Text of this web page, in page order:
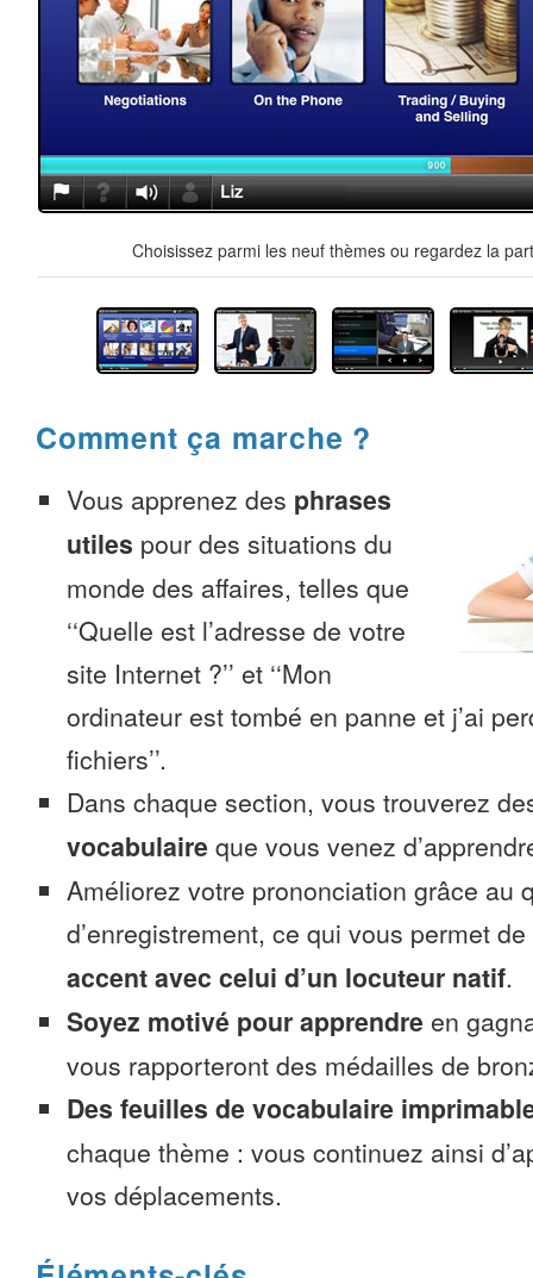
Choisissez parmi les neuf thèmes ou regardez la
Comment ça marche ?
Vous apprenez des phrases
utiles pour des situations du
monde des affaires, telles que
‘‘Quelle est l’adresse de votre
site Internet ?’’ et ‘‘Mon
ordinateur est tombé en panne et j’ai
fichiers’’.
Dans chaque section, vous trouverez
vocabulaire que vous venez
Améliorez votre prononciation grâce au
d’enregistrement, ce qui vous permet de
accent avec celui d’un locuteur natif.
Soyez motivé pour apprendre en
vous rapporteront des médailles de
Des feuilles de vocabulaire
chaque thème : vous continuez ainsi
vos déplacements.